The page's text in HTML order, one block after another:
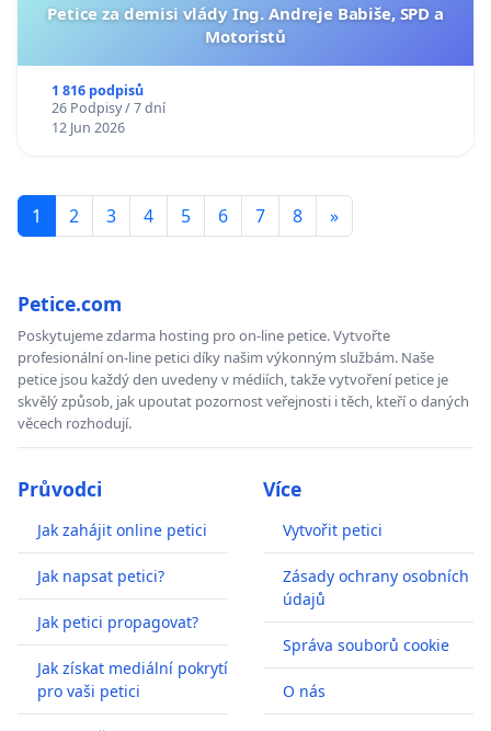
Petice za demisi vlády Ing. Andreje Babiše, SPD a
Motoristů
1 816 podpisů
26 Podpisy / 7 dní
12 Jun 2026
1 2 3 4 5 6 7 8 »
Petice.com
Poskytujeme zdarma hosting pro on-line petice. Vytvořte
profesionální on-line petici díky našim výkonným službám. Naše
petice jsou každý den uvedeny v médiích, takže vytvoření petice je
skvělý způsob, jak upoutat pozornost veřejnosti i těch, kteří o daných
věcech rozhodují.
Průvodci
Jak zahájit online petici
Jak napsat petici?
Jak petici propagovat?
Jak získat mediální pokrytí
pro vaši petici
Více
Vytvořit petici
Zásady ochrany osobních
údajů
Správa souborů cookie
O nás